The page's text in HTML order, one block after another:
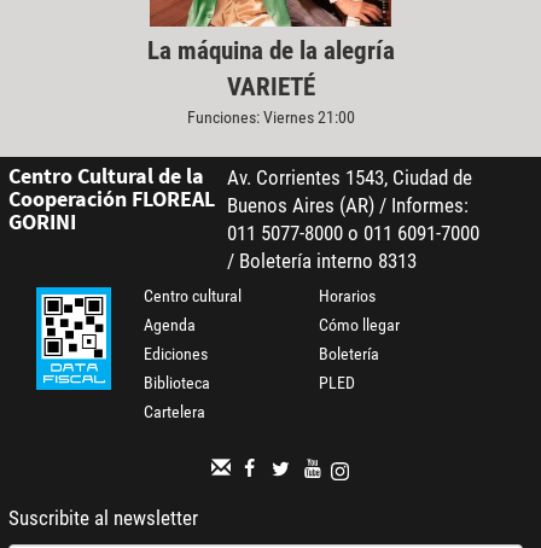
La máquina de la alegría
VARIETÉ
Funciones: Viernes 21:00
Centro Cultural de la
Cooperación FLOREAL
GORINI
Av. Corrientes 1543, Ciudad de
Buenos Aires (AR) / Informes:
011 5077-8000 o 011 6091-7000
/ Boletería interno 8313
Centro cultural
Agenda
Ediciones
Biblioteca
Cartelera
Horarios
Cómo llegar
Boletería
PLED
Suscribite al newsletter